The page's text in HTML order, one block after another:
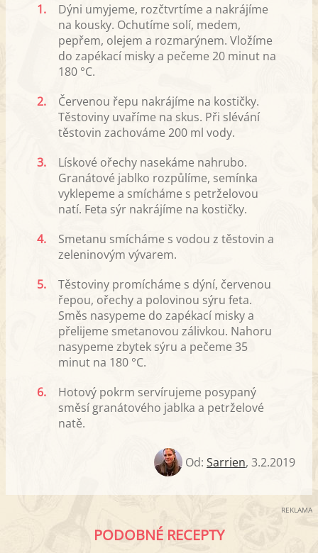
1.
Dýni umyjeme, rozčtvrtíme a nakrájíme
na kousky. Ochutíme solí, medem,
pepřem, olejem a rozmarýnem. Vložíme
do zapékací misky a pečeme 20 minut na
180 °C.
2.
Červenou řepu nakrájíme na kostičky.
Těstoviny uvaříme na skus. Při slévání
těstovin zachováme 200 ml vody.
3.
Lískové ořechy nasekáme nahrubo.
Granátové jablko rozpůlíme, semínka
vyklepeme a smícháme s petrželovou
natí. Feta sýr nakrájíme na kostičky.
4.
Smetanu smícháme s vodou z těstovin a
zeleninovým vývarem.
5.
Těstoviny promícháme s dýní, červenou
řepou, ořechy a polovinou sýru feta.
Směs nasypeme do zapékací misky a
přelijeme smetanovou zálivkou. Nahoru
nasypeme zbytek sýru a pečeme 35
minut na 180 °C.
6.
Hotový pokrm servírujeme posypaný
směsí granátového jablka a petrželové
natě.
Od: Sarrien, 3.2.2019
REKLAMA
PODOBNÉ RECEPTY